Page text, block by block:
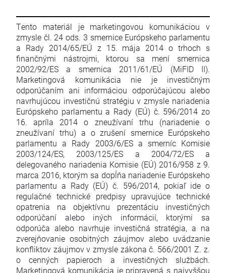
Tento materiál je marketingovou komunikáciou v
zmysle čl. 24 ods. 3 smernice Európskeho parlamentu
a Rady 2014/65/EÚ z 15. mája 2014 o trhoch s
finančnými nástrojmi, ktorou sa mení smernica
2002/92/ES a smernica 2011/61/EÚ (MiFID II).
Marketingová komunikácia nie je investičným
odporúčaním ani informáciou odporúčajúcou alebo
navrhujúcou investičnú stratégiu v zmysle nariadenia
Európskeho parlamentu a Rady (EÚ) č. 596/2014 zo
16. apríla 2014 o zneužívaní trhu (nariadenie o
zneužívaní trhu) a o zrušení smernice Európskeho
parlamentu a Rady 2003/6/ES a smerníc Komisie
2003/124/ES, 2003/125/ES a 2004/72/ES a
delegovaného nariadenia Komisie (EÚ) 2016/958 z 9.
marca 2016, ktorým sa dopĺňa nariadenie Európskeho
parlamentu a Rady (EÚ) č. 596/2014, pokiaľ ide o
regulačné technické predpisy upravujúce technické
opatrenia na objektívnu prezentáciu investičných
odporúčaní alebo iných informácií, ktorými sa
odporúča alebo navrhuje investičná stratégia, a na
zverejňovanie osobitných záujmov alebo uvádzanie
konfliktov záujmov v zmysle zákona č. 566/2001 Z. z.
o cenných papieroch a investičných službách.
Marketingová komunikácia je pripravená s najvyššou